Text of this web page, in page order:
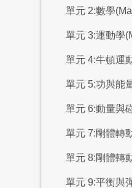
單元 2:數學
單元 3:運動學
單元 4:牛頓運
單元 5:功與能
單元 6:動量與
單元 7:剛體轉
單元 8:剛體轉
單元 9:平衡與